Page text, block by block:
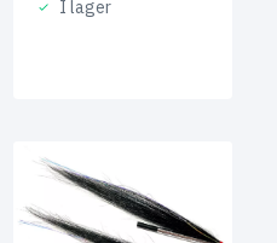
I lager